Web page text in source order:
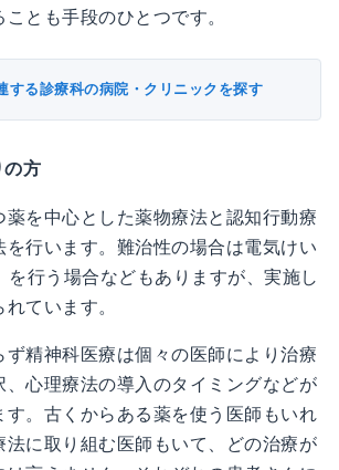
とも手段のひとつです。
する診療科の病院・クリニックを探す
の方
薬を中心とした薬物療法と認知行動療
を行います。難治性の場合は電気けい
を行う場合などもありますが、実施し
ています。
ず精神科医療は個々の医師により治療
、心理療法の導入のタイミングなどが
す。古くからある薬を使う医師もいれ
法に取り組む医師もいて、どの治療が